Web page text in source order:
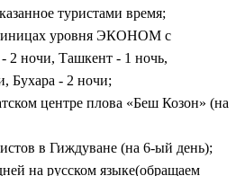
туристами время;
уровня ЭКОНОМ с
2 ночи, Ташкент - 1 ночь,
Бухара - 2 ночи;
центре плова «Беш Козон» (на
в Гиждуване (на 6-ый день);
на русском языке(обращаем